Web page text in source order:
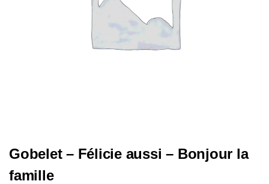
Gobelet – Félicie aussi – Bonjour la
famille